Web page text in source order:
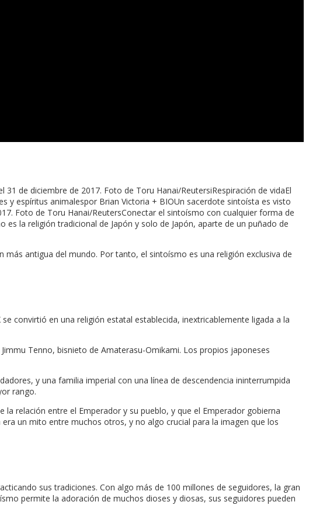
de diciembre de 2017. Foto de Toru Hanai/ReutersiRespiración de vidaEl
y espíritus animalespor Brian Victoria + BIOUn sacerdote sintoísta es visto
Foto de Toru Hanai/ReutersConectar el sintoísmo con cualquier forma de
la religión tradicional de Japón y solo de Japón, aparte de un puñado de
antigua del mundo. Por tanto, el sintoísmo es una religión exclusiva de
convirtió en una religión estatal establecida, inextricablemente ligada a la
Tenno, bisnieto de Amaterasu-Omikami. Los propios japoneses
y una familia imperial con una línea de descendencia ininterrumpida
rango.
relación entre el Emperador y su pueblo, y que el Emperador gobierna
un mito entre muchos otros, y no algo crucial para la imagen que los
sus tradiciones. Con algo más de 100 millones de seguidores, la gran
permite la adoración de muchos dioses y diosas, sus seguidores pueden